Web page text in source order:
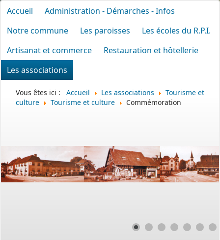
Accueil
Administration - Démarches - Infos
Notre commune
Les paroisses
Les écoles du R.P.I.
Artisanat et commerce
Restauration et hôtellerie
Les associations
Vous êtes ici : Accueil Les associations
Tourisme et
culture
Tourisme et culture Commémoration